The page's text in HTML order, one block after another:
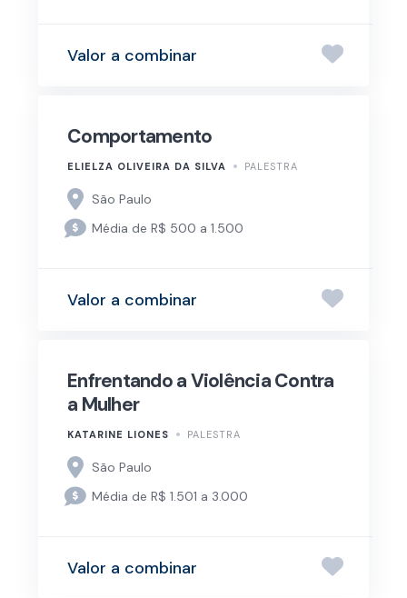
Valor a combinar
Comportamento
ELIELZA OLIVEIRA DA SILVA PALESTRA
São Paulo
Média de R$ 500 a 1.500
Valor a combinar
Enfrentando a Violência Contra
a Mulher
KATARINE LIONES PALESTRA
São Paulo
Média de R$ 1.501 a 3.000
Valor a combinar